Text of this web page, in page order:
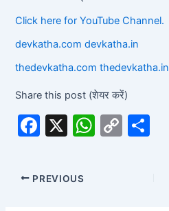
Click here for YouTube Channel.
devkatha.com devkatha.in
thedevkatha.com thedevkatha.in
Share this post (शेयर करें)
F
c
e
X
W C
PREVIOUS